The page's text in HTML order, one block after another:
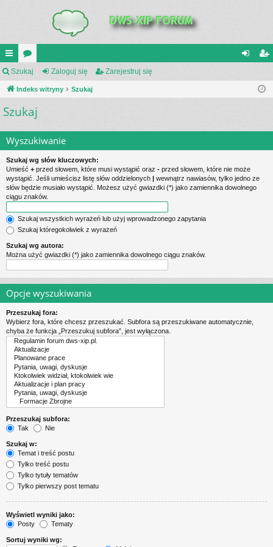
UI
C
K
IN
K
S
or
a ej
Szukaj Zaloguj się Zarejestruj się
Indeks witryny Szukaj
Szukaj
Wyszukiwanie
Szukaj wg słów kluczowych:
Umieść + przed słowem, które musi wystąpić oraz - przed słowem, które nie może
wystąpić. Jeśli umieścisz listę słów oddzielonych | wewnątrz nawiasów, tylko jedno ze
słów będzie musiało wystąpić. Możesz użyć gwiazdki (*) jako zamiennika dowolnego
ciągu znaków.
Szukaj wszystkich wyrażeń lub użyj wprowadzonego zapytania
Szukaj któregokolwiek z wyrażeń
Szukaj wg autora:
Można użyć gwiazdki (*) jako zamiennika dowolnego ciągu znaków.
Opcje wyszukiwania
Przeszukaj fora:
Wybierz fora, które chcesz przeszukać. Subfora są przeszukiwane automatycznie,
chyba że funkcja „Przeszukuj subfora”, jest wyłączona.
Przeszukaj subfora:
Tak
Nie
Szukaj w:
Temat i treść postu
Tylko treść postu
Tylko tytuły tematów
Tylko pierwszy post tematu
Wyświetl wyniki jako:
Posty
Tematy
Sortuj wyniki wg: